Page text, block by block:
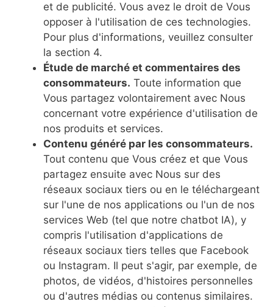
et de publicité. Vous avez le droit de Vous
opposer à l'utilisation de ces technologies.
Pour plus d'informations, veuillez consulter
la section 4.
Étude de marché et commentaires des
consommateurs. Toute information que
Vous partagez volontairement avec Nous
concernant votre expérience d'utilisation de
nos produits et services.
Contenu généré par les consommateurs.
Tout contenu que Vous créez et que Vous
partagez ensuite avec Nous sur des
réseaux sociaux tiers ou en le téléchargeant
sur l'une de nos applications ou l'un de nos
services Web (tel que notre chatbot IA), y
compris l'utilisation d'applications de
réseaux sociaux tiers telles que Facebook
ou Instagram. Il peut s'agir, par exemple, de
photos, de vidéos, d'histoires personnelles
ou d'autres médias ou contenus similaires.